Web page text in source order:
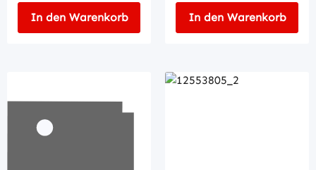
In den Warenkorb In den Warenkorb